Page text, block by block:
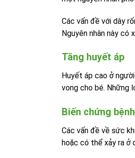
Các vấn đề với dây
Nguyên nhân này có
Tăng huyết áp
Huyết áp cao ở
vong cho bé. Những
Biến chứng
Các vấn đề về sức
hoặc có thể xảy ra